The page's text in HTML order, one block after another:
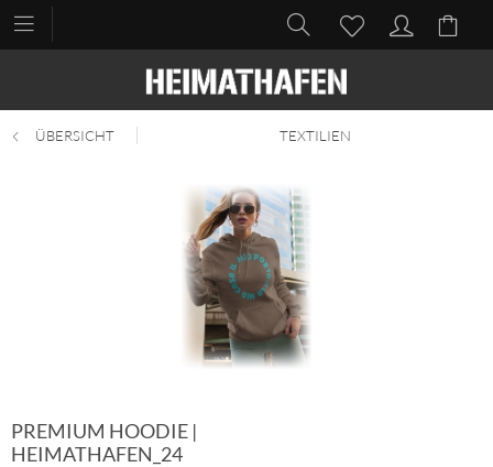
ÜBERSICHT TEXTILIEN
PREMIUM HOODIE |
HEIMATHAFEN_24